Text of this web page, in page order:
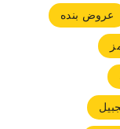
عروض بنده